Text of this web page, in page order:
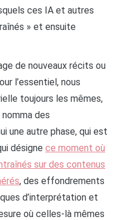
ces IA et autres
» et ensuite
de nouveaux récits ou
l’essentiel, nous
toujours les mêmes,
des
une autre phase, qui est
désigne ce moment où
sur des contenus
, des effondrements
d’interprétation et
où celles-là mêmes